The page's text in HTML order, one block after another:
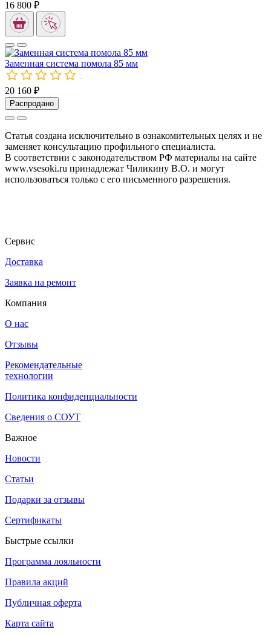
16 800 ₽
Заменная система помола 85 мм
20 160 ₽
Распродано
Статья создана исключительно в ознакомительных целях и не
заменяет консультацию профильного специалиста.
В соответствии с законодательством РФ материалы на сайте
www.vsesoki.ru принадлежат Чиликину В.О. и могут
использоваться только с его письменного разрешения.
Сервис
Доставка
Заявка на ремонт
Компания
О нас
Отзывы
Рекомендательные
технологии
Политика конфиденциальности
Сведения о СОУТ
Важное
Новости
Статьи
Подарки за отзывы
Сертификаты
Быстрые ссылки
Программа лояльности
Правила акций
Публичная оферта
Карта сайта